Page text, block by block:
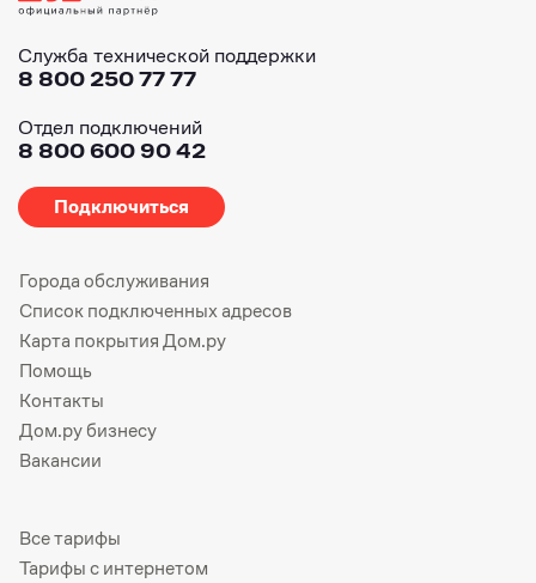
Служба технической поддержки
8 800 250 77 77
Отдел подключений
8 800 600 90 42
Подключиться
Города обслуживания
Список подключенных адресов
Карта покрытия Дом.ру
Помощь
Контакты
Дом.ру бизнесу
Вакансии
Все тарифы
Тарифы с интернетом